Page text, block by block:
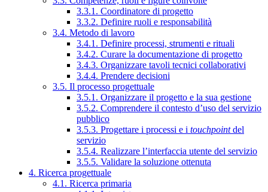
3.3.1. Coordinatore di progetto
3.3.2. Definire ruoli e responsabilità
3.4. Metodo di lavoro
3.4.1. Definire processi, strumenti e rituali
3.4.2. Curare la documentazione di progetto
3.4.3. Organizzare tavoli tecnici collaborativi
3.4.4. Prendere decisioni
3.5. Il processo progettuale
3.5.1. Organizzare il progetto e la sua gestione
3.5.2. Comprendere il contesto d’uso del servizio
pubblico
3.5.3. Progettare i processi e i touchpointdel
servizio
3.5.4. Realizzare l’interfaccia utente del servizio
3.5.5. Validare la soluzione ottenuta
4. Ricerca progettuale
4.1. Ricerca primaria